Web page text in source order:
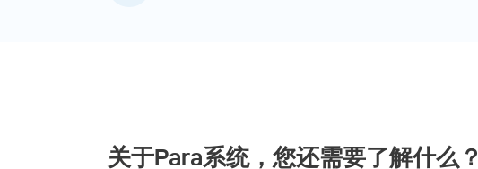
关于Para系统，您还需要了解什么？